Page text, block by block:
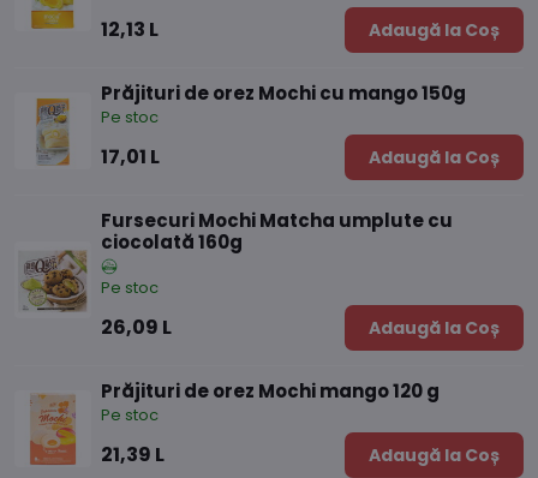
12,13 L Adaugă la Coș
Prăjituri de orez Mochi cu mango 150g
Pe stoc
17,01 L Adaugă la Coș
Fursecuri Mochi Matcha umplute cu
ciocolată 160g
Pe stoc
26,09 L Adaugă la Coș
Prăjituri de orez Mochi mango 120 g
Pe stoc
21,39 L Adaugă la Coș